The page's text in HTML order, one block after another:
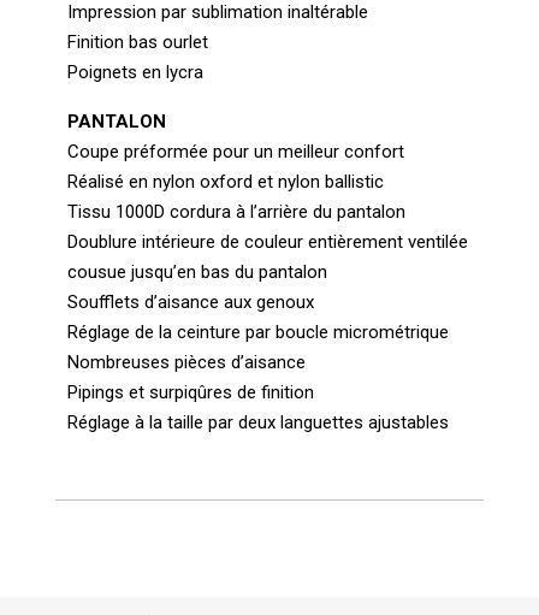
Impression par sublimation inaltérable
Finition bas ourlet
Poignets en lycra
PANTALON
Coupe préformée pour un meilleur confort
Réalisé en nylon oxford et nylon ballistic
Tissu 1000D cordura à l’arrière du pantalon
Doublure intérieure de couleur entièrement ventilée
cousue jusqu’en bas du pantalon
Soufflets d’aisance aux genoux
Réglage de la ceinture par boucle micrométrique
Nombreuses pièces d’aisance
Pipings et surpiqûres de finition
Réglage à la taille par deux languettes ajustables